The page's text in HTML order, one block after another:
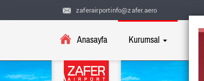
zaferairportinfo@zafer.aero
Anasayfa Kurumsal